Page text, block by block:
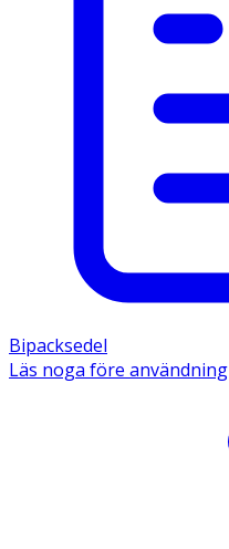
Bipacksedel
Läs noga före användning